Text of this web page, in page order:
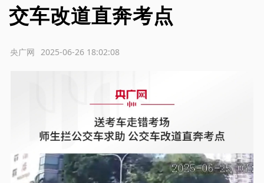
交车改道直奔考点
2025-06-26 18:02:08
央广网